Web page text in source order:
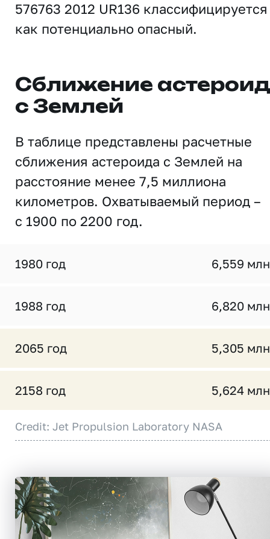
576763 2012 UR136 классифицируется
как потенциально опасный.
Сближение
с Землей
В таблице представлены расчетные
сближения астероида с Землей на
расстояние менее 7,5 миллиона
километров. Охватываемый период –
с 1900 по 2200 год.
1980 год 6,559
1988 год 6,820
2065 год 5,305
2158 год 5,624
Credit: Jet Propulsion Laboratory NASA